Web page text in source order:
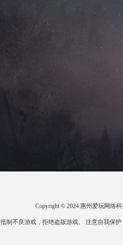
Copyright © 2024 惠州爱玩网络
抵制不良游戏，拒绝盗版游戏。 注意自我保